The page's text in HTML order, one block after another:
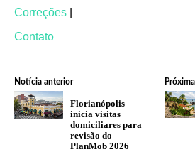
Correções
Contato
Notícia anterior
Florianópolis
inicia visitas
domiciliares para
revisão do
PlanMob 2026